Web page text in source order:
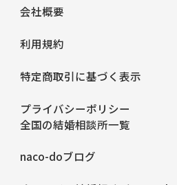
会社概要
利用規約
特定商取引に基づく表示
プライバシーポリシー
全国の結婚相談所一覧
naco-doブログ